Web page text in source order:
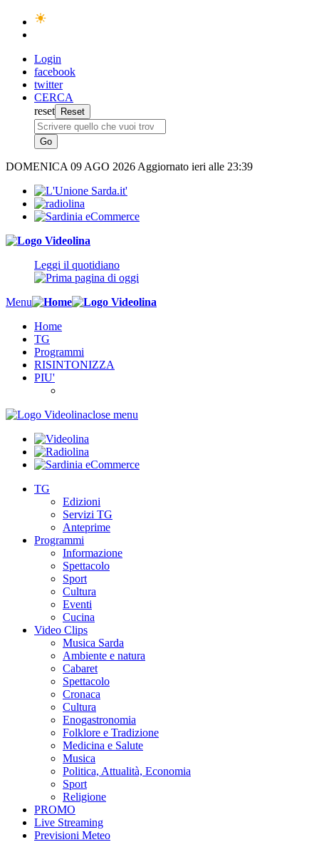
Login
facebook
twitter
CERCA
reset
DOMENICA 09 AGO 2026 Aggiornato ieri alle 23:39
Leggi il quotidiano
Menu
Home
TG
Programmi
RISINTONIZZA
PIU'
close menu
TG
Edizioni
Servizi TG
Anteprime
Programmi
Informazione
Spettacolo
Sport
Cultura
Eventi
Cucina
Video Clips
Musica Sarda
Ambiente e natura
Cabaret
Spettacolo
Cronaca
Cultura
Enogastronomia
Folklore e Tradizione
Medicina e Salute
Musica
Politica, Attualità, Economia
Sport
Religione
PROMO
Live Streaming
Previsioni Meteo